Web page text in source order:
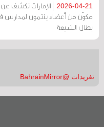
2026-04-21
الإمارات تكشف عن
مكوّن من أعضاء ينتمون لمدارس
يطال الشيعة
تغريدات @BahrainMirror